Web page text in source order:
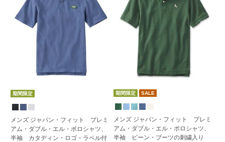
期間限定
メンズ ジャパン・フィット プレミ
アム・ダブル・エル・ポロシャツ、
半袖 カタディン・ロゴ・ラベル付
期間限定 SALE
メンズ ジャパン・フィット プレミ
アム・ダブル・エル・ポロシャツ、
半袖 ビーン・ブーツの刺繍入り